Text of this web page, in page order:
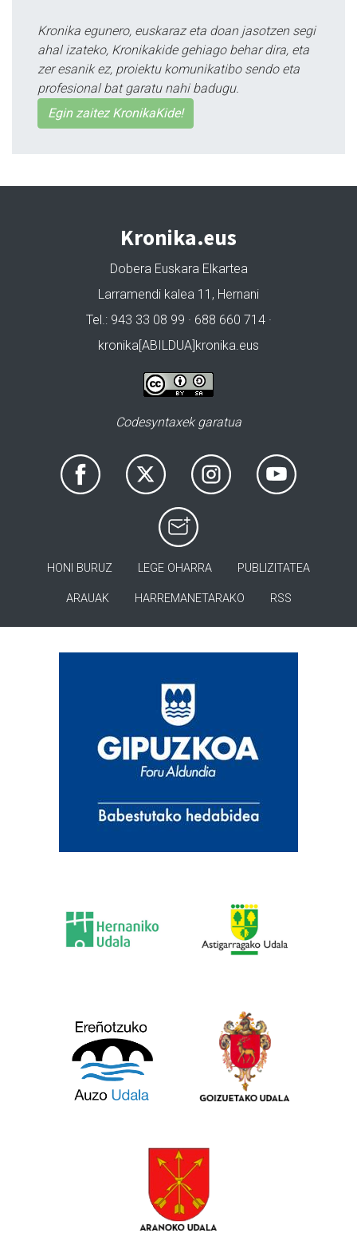
Kronika egunero, euskaraz eta doan jasotzen segi
ahal izateko, Kronikakide gehiago behar dira, eta
zer esanik ez, proiektu komunikatibo sendo eta
profesional bat garatu nahi badugu.
Egin zaitez KronikaKide!
Kronika.eus
Dobera Euskara Elkartea
Larramendi kalea 11, Hernani
Tel.: 943 33 08 99 · 688 660 714 ·
kronika[ABILDUA]kronika.eus
Codesyntaxek garatua
HONI BURUZ LEGE OHARRA PUBLIZITATEA
ARAUAK HARREMANETARAKO RSS